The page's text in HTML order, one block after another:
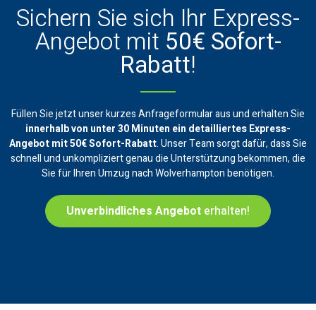
Sichern Sie sich Ihr Express-
Angebot mit 50€ Sofort-
Rabatt!
Füllen Sie jetzt unser kurzes Anfrageformular aus und erhalten Sie
innerhalb von unter 30 Minuten ein detailliertes Express-
Angebot mit 50€ Sofort-Rabatt. Unser Team sorgt dafür, dass Sie
schnell und unkompliziert genau die Unterstützung bekommen, die
Sie für Ihren Umzug nach Wolverhampton benötigen.
Unverbindliches Angebot erhalten!